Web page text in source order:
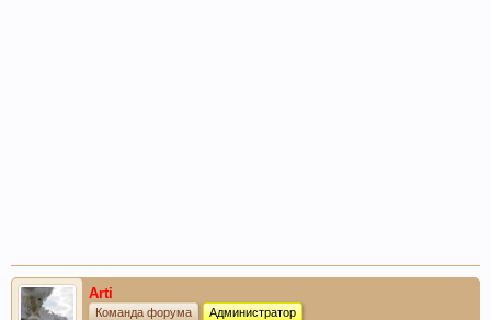
Arti
Команда форума Администратор